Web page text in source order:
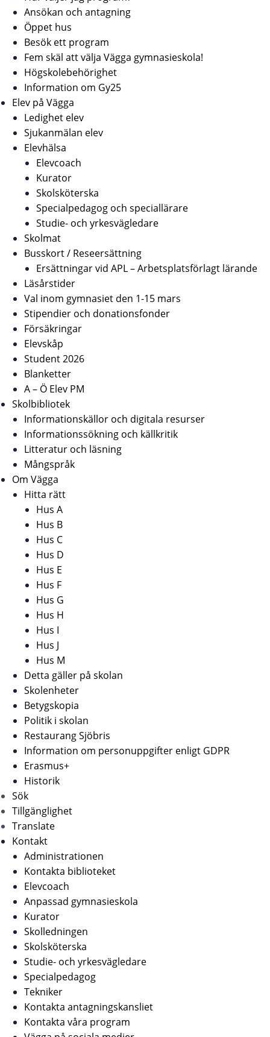
Ansökan och antagning
Öppet hus
Besök ett program
Fem skäl att välja Vägga gymnasieskola!
Högskolebehörighet
Information om Gy25
Elev på Vägga
Ledighet elev
Sjukanmälan elev
Elevhälsa
Elevcoach
Kurator
Skolsköterska
Specialpedagog och speciallärare
Studie- och yrkesvägledare
Skolmat
Busskort / Reseersättning
Ersättningar vid APL – Arbetsplatsförlagt lärande
Läsårstider
Val inom gymnasiet den 1-15 mars
Stipendier och donationsfonder
Försäkringar
Elevskåp
Student 2026
Blanketter
A – Ö Elev PM
Skolbibliotek
Informationskällor och digitala resurser
Informationssökning och källkritik
Litteratur och läsning
Mångspråk
Om Vägga
Hitta rätt
Hus A
Hus B
Hus C
Hus D
Hus E
Hus F
Hus G
Hus H
Hus I
Hus J
Hus M
Detta gäller på skolan
Skolenheter
Betygskopia
Politik i skolan
Restaurang Sjöbris
Information om personuppgifter enligt GDPR
Erasmus+
Historik
Sök
Tillgänglighet
Translate
Kontakt
Administrationen
Kontakta biblioteket
Elevcoach
Anpassad gymnasieskola
Kurator
Skolledningen
Skolsköterska
Studie- och yrkesvägledare
Specialpedagog
Tekniker
Kontakta antagningskansliet
Kontakta våra program